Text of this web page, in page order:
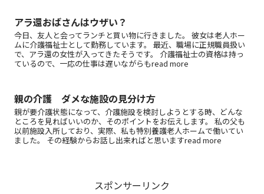
アラ還おばさんはウザい？
今日、友人と会ってランチと買い物に行きました。 彼女は老人ホー
ムに介護福祉士として勤務しています。 最近、職場に正規職員扱い
で、アラ還の女性が入ってきたそうです。 介護福祉士の資格は持っ
ているので、一応の仕事は遅いながらもread more
親の介護 ダメな施設の見分け方
親が要介護状態になって、介護施設を検討しようとする時、どんな
ところを見ればいいのか、そのポイントをお伝えします。 私の父も
以前施設入所しており、実際、私も特別養護老人ホームで働いてい
ました。 その経験からお話し出来ればと思いますread more
スポンサーリンク